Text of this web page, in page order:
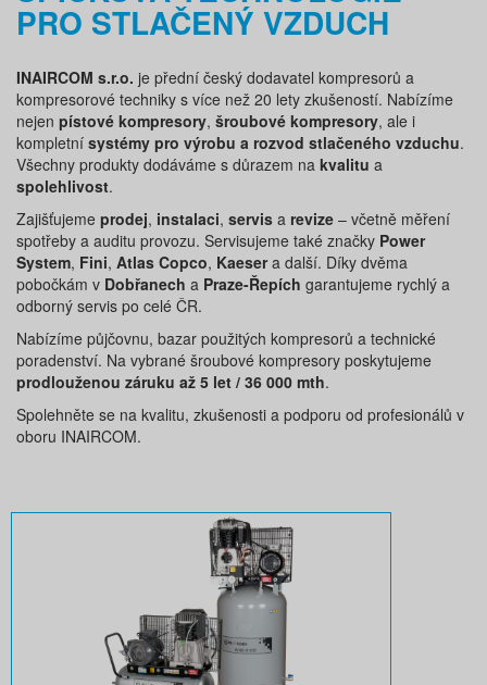
PRO STLAČENÝ VZDUCH
INAIRCOM s.r.o. je přední český dodavatel kompresorů a
kompresorové techniky s více než 20 lety zkušeností. Nabízíme
nejen pístové kompresory, šroubové kompresory, ale i
kompletní systémy pro výrobu a rozvod stlačeného vzduchu.
Všechny produkty dodáváme s důrazem na kvalitu a
spolehlivost.
Zajišťujeme prodej, instalaci, servis a revize – včetně měření
spotřeby a auditu provozu. Servisujeme také značky Power
System, Fini, Atlas Copco, Kaesera další. Díky dvěma
pobočkám v Dobřanech a Praze-Řepích garantujeme rychlý a
odborný servis po celé ČR.
Nabízíme půjčovnu, bazar použitých kompresorů a technické
poradenství. Na vybrané šroubové kompresory poskytujeme
prodlouženou záruku až 5 let / 36 000 mth.
Spolehněte se na kvalitu, zkušenosti a podporu od profesionálů v
oboru INAIRCOM.